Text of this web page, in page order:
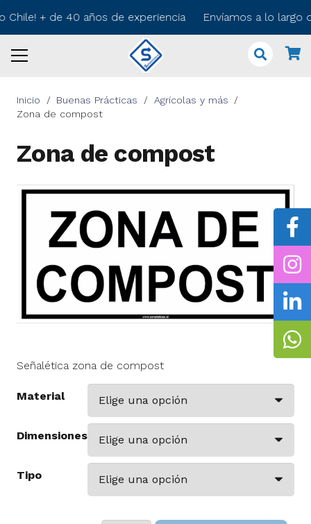
Chile! + de 40 años de experiencia Envíamos a lo
Inicio / Buenas Prácticas / Agrícolas y más
/
Zona de compost
Zona de compost
Señalética zona de compost
Material
Dimensiones
Tipo